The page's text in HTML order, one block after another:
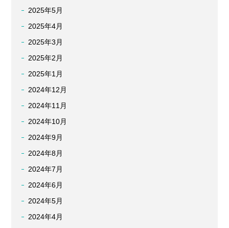
2025年5月
2025年4月
2025年3月
2025年2月
2025年1月
2024年12月
2024年11月
2024年10月
2024年9月
2024年8月
2024年7月
2024年6月
2024年5月
2024年4月